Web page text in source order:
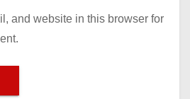
and website in this browser for